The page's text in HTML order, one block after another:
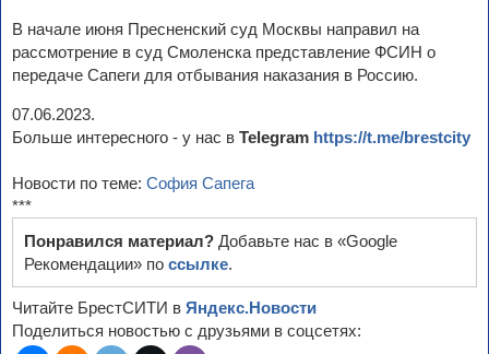
В начале июня Пресненский суд Москвы направил на
рассмотрение в суд Смоленска представление ФСИН о
передаче Сапеги для отбывания наказания в Россию.
07.06.2023.
Больше интересного - у нас в Telegram https://t.me/brestcity
Новости по теме: София Сапега
***
Понравился материал? Добавьте нас в «Google
Рекомендации» по ссылке.
Читайте БрестСИТИ в Яндекс.Новости
Поделиться новостью с друзьями в соцсетях: